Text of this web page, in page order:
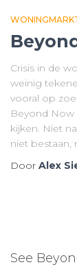
Crisis in de
weinig
vooral op
Beyond Now
kijken. Niet
niet bestaan,
Door Alex
See